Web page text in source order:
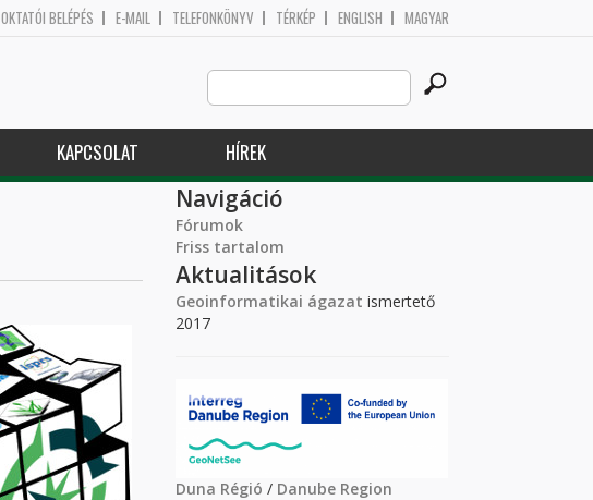
OKTATÓI BELÉPÉS E-MAIL TELEFONKÖNYV TÉRKÉP ENGLISH MAGYAR
Search
this
site
KAPCSOLAT HÍREK
Navigáció
Fórumok
Friss tartalom
Aktualitások
Geoinformatikai ágazat ismertető
2017
Duna Régió / Danube Region